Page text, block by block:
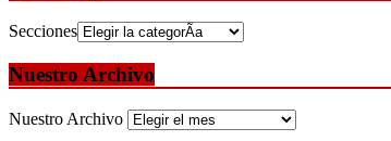
Secciones
Nuestro Archivo
Nuestro Archivo